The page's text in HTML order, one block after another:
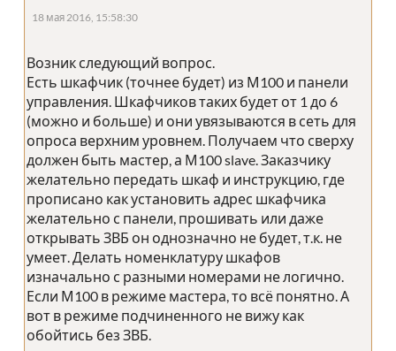
18 мая 2016, 15:58:30
Возник следующий вопрос.
Есть шкафчик (точнее будет) из М100 и панели
управления. Шкафчиков таких будет от 1 до 6
(можно и больше) и они увязываются в сеть для
опроса верхним уровнем. Получаем что сверху
должен быть мастер, а М100 slave. Заказчику
желательно передать шкаф и инструкцию, где
прописано как установить адрес шкафчика
желательно с панели, прошивать или даже
открывать ЗВБ он однозначно не будет, т.к. не
умеет. Делать номенклатуру шкафов
изначально с разными номерами не логично.
Если М100 в режиме мастера, то всё понятно. А
вот в режиме подчиненного не вижу как
обойтись без ЗВБ.